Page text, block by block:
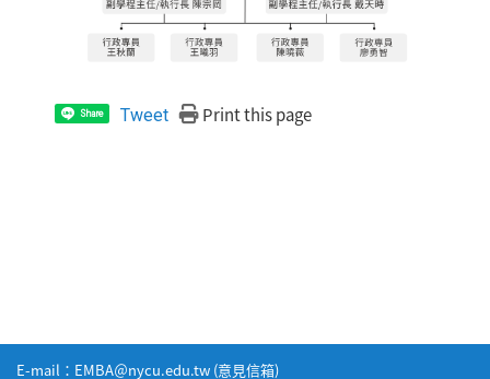
Share Tweet Print this page
E-mail：EMBA＠nycu.edu.tw (意見信箱)